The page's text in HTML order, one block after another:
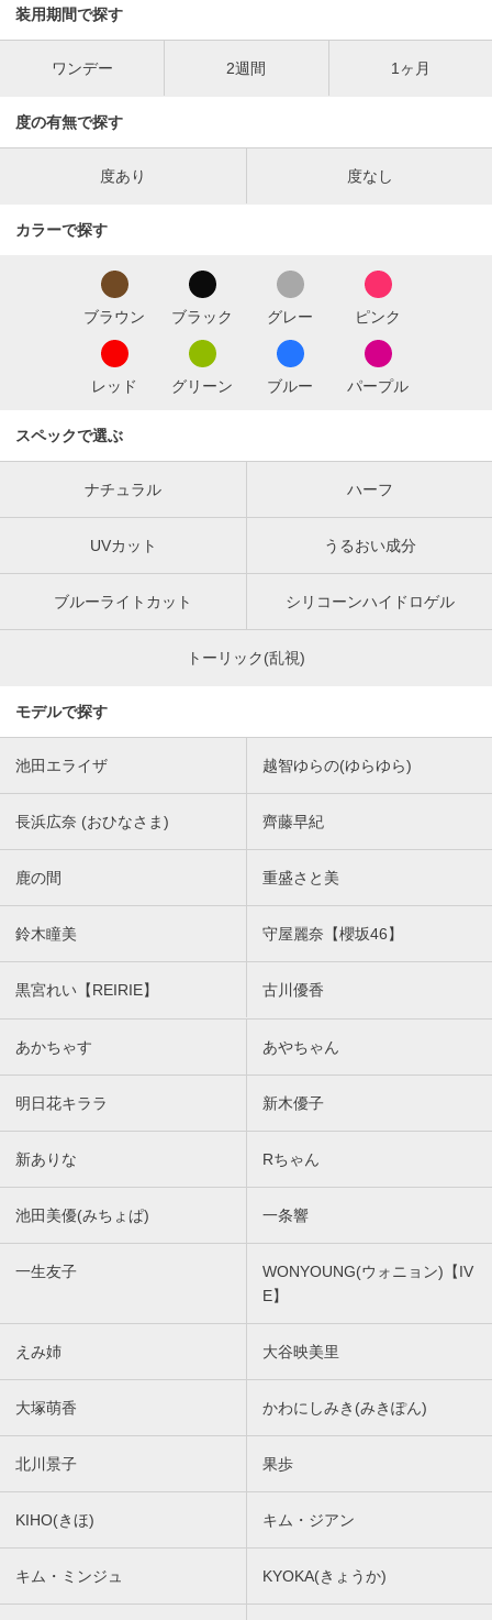
装用期間で探す
ワンデー 2週間 1ヶ月
度の有無で探す
度あり 度なし
カラーで探す
ブラウン ブラック グレー ピンク
レッド グリーン ブルー パープル
スペックで選ぶ
ナチュラル ハーフ
UVカット うるおい成分
ブルーライトカット シリコーンハイドロゲル
トーリック(乱視)
モデルで探す
池田エライザ 越智ゆらの(ゆらゆら)
長浜広奈 (おひなさま) 齊藤早紀
鹿の間 重盛さと美
鈴木瞳美 守屋麗奈【櫻坂46】
黒宮れい【REIRIE】 古川優香
あかちゃす あやちゃん
明日花キララ 新木優子
新ありな Rちゃん
池田美優(みちょぱ) 一条響
一生友子
WONYOUNG(ウォニョン)【IV
E】
えみ姉 大谷映美里
大塚萌香 かわにしみき(みきぽん)
北川景子 果歩
KIHO(きほ) キム・ジアン
キム・ミンジュ KYOKA(きょうか)